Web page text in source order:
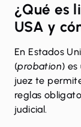
¿Qué es
USA y
En Estados
(probation) es
juez te
reglas
judicial.